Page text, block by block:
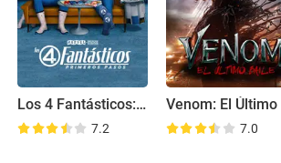
Los 4 Fantásticos: Primeros pasos
7.2 7.0